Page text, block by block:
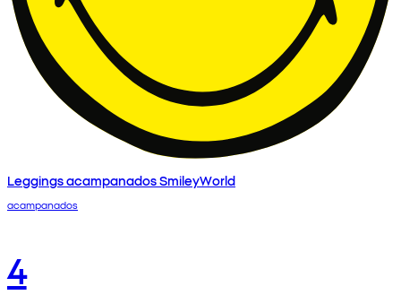
Leggings acampanados SmileyWorld
acampanados
4